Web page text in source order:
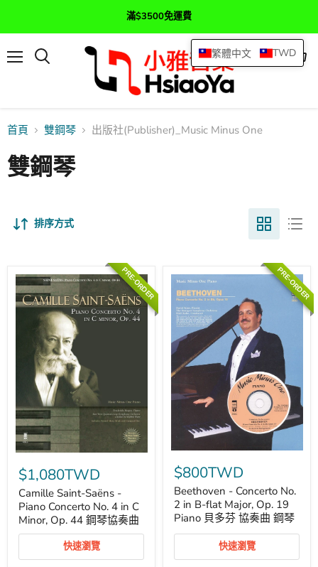
滿$3500免運費
查
首頁 雙鋼琴 出版社(Publisher)_Music Minus One
雙鋼琴
排序方式
Camille
Saint-
Saëns
Piano
Concerto
No.
4
C
PRE-ORDER
$1,080TWD
Camille Saint-Saëns -
Piano Concerto No. 4 in C
Minor, Op. 44 鋼琴協奏曲
快速瀏覽
Beethoven
Concerto
No.
2
in
B-
flat
Op.
PRE-ORDER
$800TWD
Beethoven - Concerto No.
2 in B-flat Major, Op. 19
Piano 貝多芬 協奏曲 鋼琴
快速瀏覽
繁體中文 TWD